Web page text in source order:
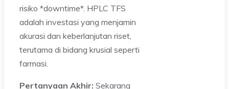
risiko *downtime*. HPLC TFS
adalah investasi yang menjamin
akurasi dan keberlanjutan riset,
terutama di bidang krusial seperti
farmasi.
Pertanyaan Akhir: Sekarang